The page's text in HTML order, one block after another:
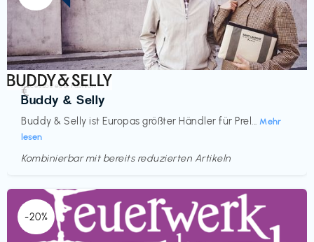
Accessoires & Fashion
Buddy & Selly
Buddy & Selly ist Europas größter Händler für Prel... Mehr
lesen
€‎
Kombinierbar mit bereits reduzierten Artikeln
-20%